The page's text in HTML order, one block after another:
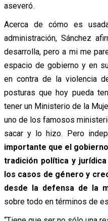
aseveró.
Acerca de cómo es
administración, Sánchez
desarrolla, pero a mi me
espacio de gobierno y en
en contra de la violencia
posturas que hoy pueda
tener un Ministerio de la
uno de los famosos
sacar y lo hizo. Pero
importante que el
tradición política y
los casos de género y
desde la defensa de la
sobre todo en términos de